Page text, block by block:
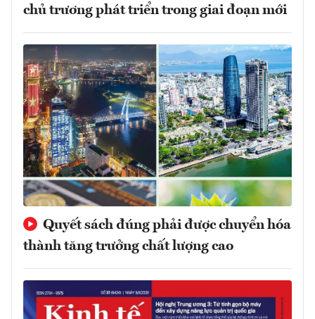
chủ trương phát triển trong giai đoạn mới
Quyết sách đúng phải được chuyển hóa
thành tăng trưởng chất lượng cao